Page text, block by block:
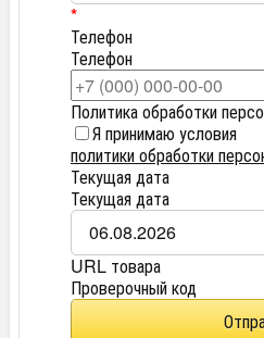
*
Телефон
Телефон
Политика обработки
Я принимаю условия
политики обработки
Текущая дата
Текущая дата
URL товара
Проверочный код